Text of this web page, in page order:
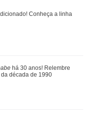
Freeman... Saiba
o Oscar...
estético para definir
Conheça a linha
há 30 anos! Relembre
década de 1990